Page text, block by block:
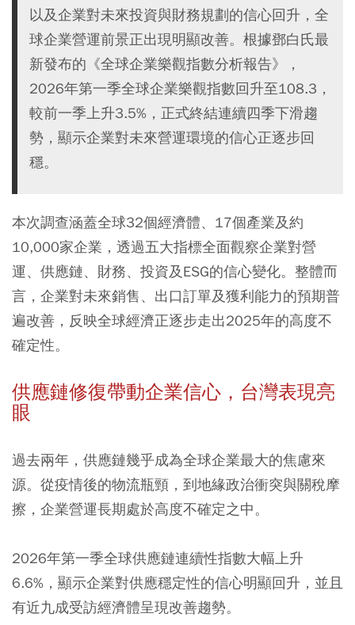
以及企業對未來投資與財務規劃的信心回升，全
球企業營運前景正出現明顯改善。根據鄧白氏最
新發布的《全球企業樂觀指數分析報告》，
2026年第一季全球企業樂觀指數回升至108.3，
較前一季上升3.5%，正式終結連續四季下滑趨
勢，顯示企業對未來營運環境的信心正逐步回
穩。
本次調查涵蓋全球32個經濟體、17個產業及約
10,000家企業，透過五大指標全面觀察企業對營
運、供應鏈、財務、投資及ESG的信心變化。整體而
言，企業對未來銷售、出口訂單及獲利能力的預期普
遍改善，反映全球經濟正逐步走出2025年的高度不
確定性。
供應鏈修復帶動企業信心，台灣表現亮
眼
過去兩年，供應鏈幾乎成為全球企業最大的焦慮來
源。從疫情後的物流瓶頸，到地緣政治衝突與關稅摩
擦，企業營運長期處於高度不確定之中。
2026年第一季全球供應鏈連續性指數大幅上升
6.6%，顯示企業對供應穩定性的信心明顯回升，並且
有近九成受訪經濟體呈現改善趨勢。